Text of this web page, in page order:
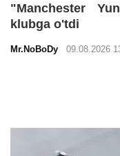
"Manchester
klubga o'tdi
Mr.NoBoDy 09.08.2026